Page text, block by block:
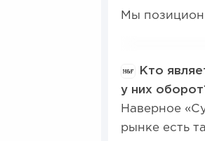
Мы
Кто
у них
Наверное
рынке есть